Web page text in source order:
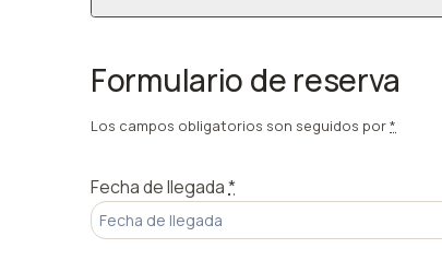
Formulario de reserva
Los campos obligatorios son seguidos por*
Fecha de llegada*